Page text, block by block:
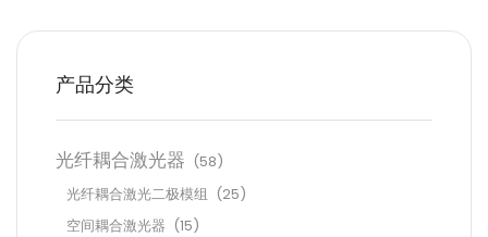
产品分类
光纤耦合激光器 (58)
光纤耦合激光二极模组 (25)
空间耦合激光器 (15)